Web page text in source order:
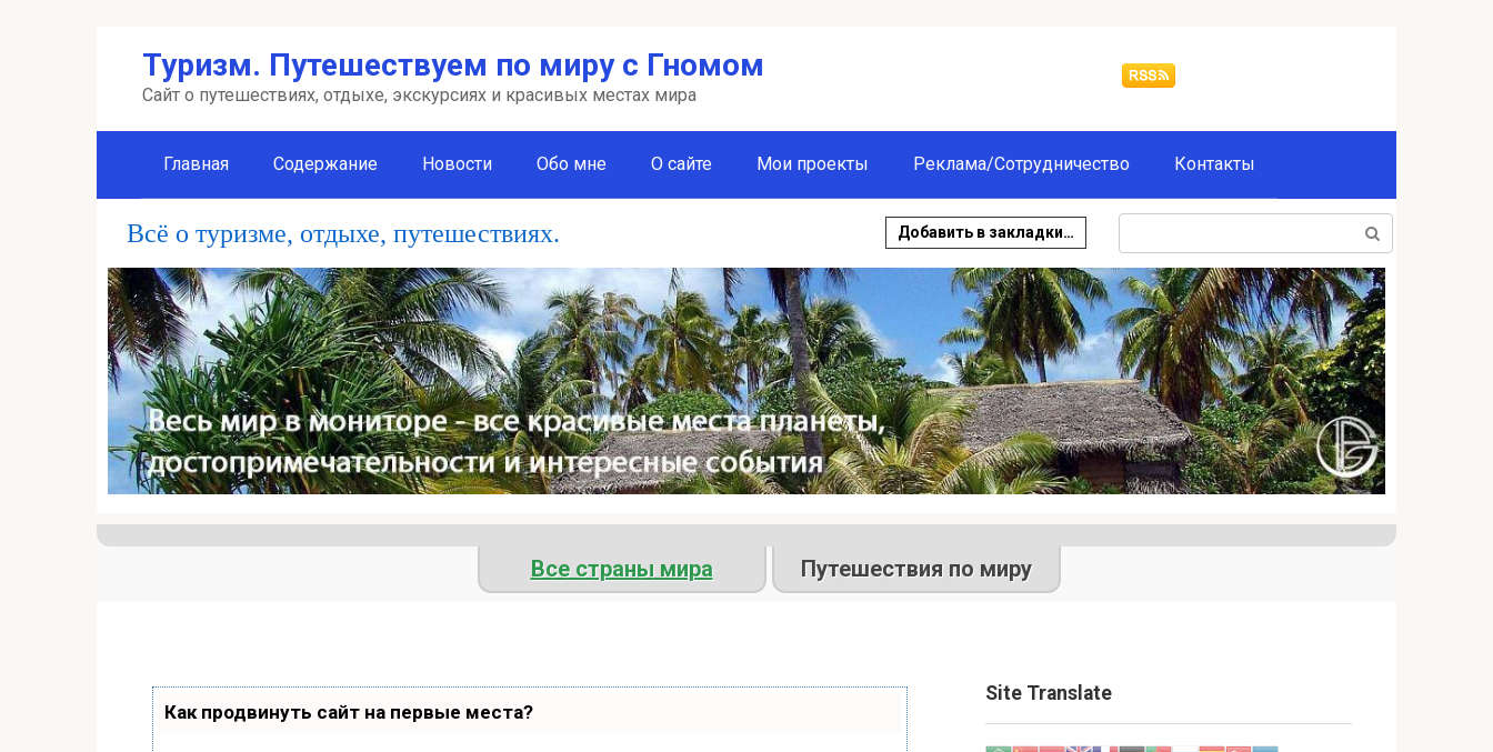
Туризм. Путешествуем по миру с Гномом
Сайт о путешествиях, отдыхе, экскурсиях и красивых местах мира
Главная Содержание Новости Обо мне О сайте Мои проекты Реклама/Сотрудничество Контакты
Всё о туризме, отдыхе, путешествиях. Добавить в закладки…
Все страны мира Путешествия по миру
Как продвинуть сайт на первые места?
Site Translate